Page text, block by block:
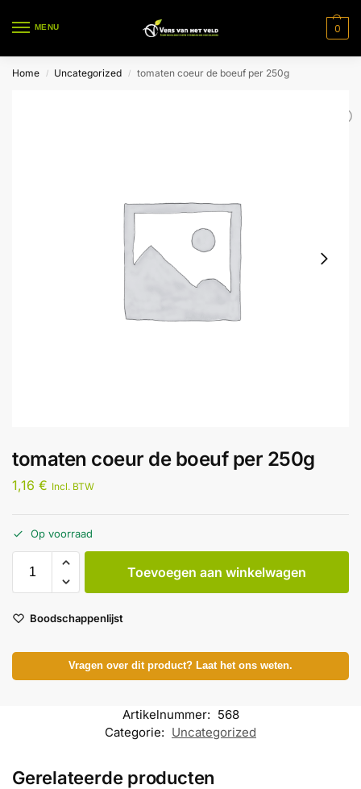
MENU 0
Home / Uncategorized / tomaten coeur de boeuf per 250g
tomaten coeur de boeuf per 250g
1,16 € Incl. BTW
Op voorraad
Toevoegen aan winkelwagen
Boodschappenlijst
Vragen over dit product? Laat het ons weten.
Artikelnummer: 568
Categorie: Uncategorized
Gerelateerde producten